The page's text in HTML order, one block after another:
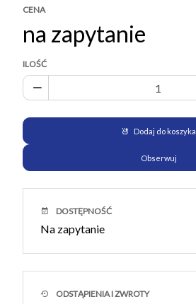
CENA
na zapytanie
ILOŚĆ
Dodaj do koszyka
Obserwuj
DOSTĘPNOŚĆ
Na zapytanie
ODSTĄPIENIA I ZWROTY